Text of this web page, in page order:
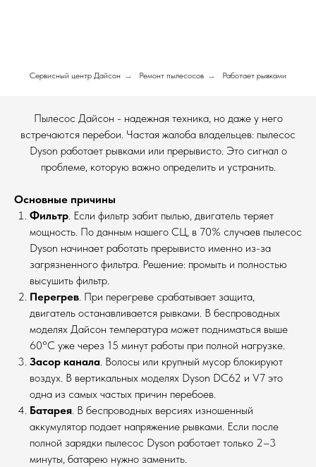
Сервисный центр Дайсон → Ремонт пылесосов → Работает рывками
Пылесос Дайсон - надежная техника, но даже у него
встречаются перебои. Частая жалоба владельцев: пылесос
Dyson работает рывками или прерывисто. Это сигнал о
проблеме, которую важно определить и устранить.
Основные причины
Фильтр. Если фильтр забит пылью, двигатель теряет
мощность. По данным нашего СЦ, в 70% случаев пылесос
Dyson начинает работать прерывисто именно из-за
загрязненного фильтра. Решение: промыть и полностью
высушить фильтр.
Перегрев. При перегреве срабатывает защита,
двигатель останавливается рывками. В беспроводных
моделях Дайсон температура может подниматься выше
60°C уже через 15 минут работы при полной нагрузке.
Засор канала. Волосы или крупный мусор блокируют
воздух. В вертикальных моделях Dyson DC62 и V7 это
одна из самых частых причин перебоев.
Батарея. В беспроводных версиях изношенный
аккумулятор подает напряжение рывками. Если после
полной зарядки пылесос Dyson работает только 2–3
минуты, батарею нужно заменить.